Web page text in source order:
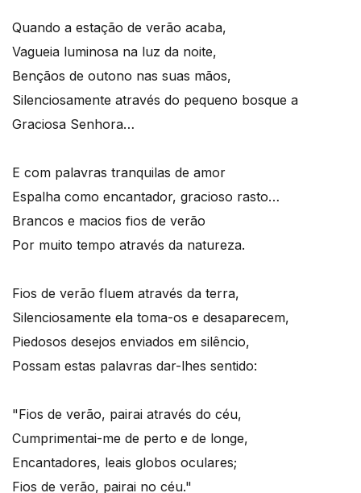
Quando a estação de verão acaba,
Vagueia luminosa na luz da noite,
Bençãos de outono nas suas mãos,
Silenciosamente através do pequeno bosque a
Graciosa Senhora…
E com palavras tranquilas de amor
Espalha como encantador, gracioso rasto…
Brancos e macios fios de verão
Por muito tempo através da natureza.
Fios de verão fluem através da terra,
Silenciosamente ela toma-os e desaparecem,
Piedosos desejos enviados em silêncio,
Possam estas palavras dar-lhes sentido:
"Fios de verão, pairai através do céu,
Cumprimentai-me de perto e de longe,
Encantadores, leais globos oculares;
Fios de verão, pairai no céu."